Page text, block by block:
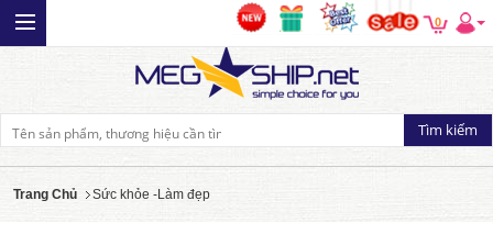
0
Trang Chủ Sức khỏe -Làm đẹp